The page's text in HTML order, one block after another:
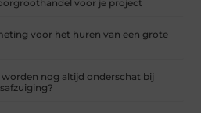
voor je project
voor het huren van een grote
nog altijd onderschat bij